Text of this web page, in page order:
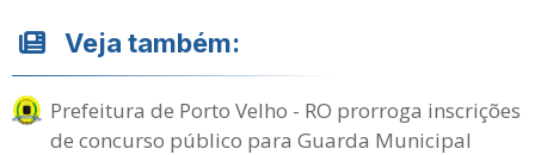
Veja também:
Prefeitura de Porto Velho - RO prorroga inscrições
de concurso público para Guarda Municipal